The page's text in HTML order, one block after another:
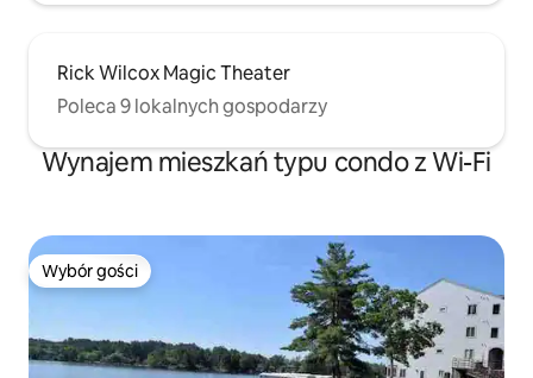
Rick Wilcox Magic Theater
Poleca 9 lokalnych gospodarzy
Wynajem mieszkań typu condo z Wi-Fi
Wybór gości
Wybór gości